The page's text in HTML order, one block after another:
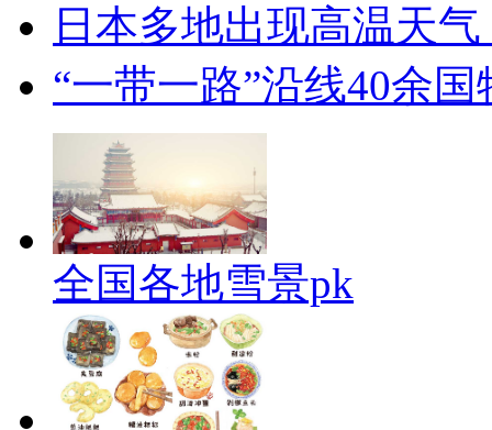
日本多地出现高温天
“一带一路”沿线40余
全国各地雪景pk